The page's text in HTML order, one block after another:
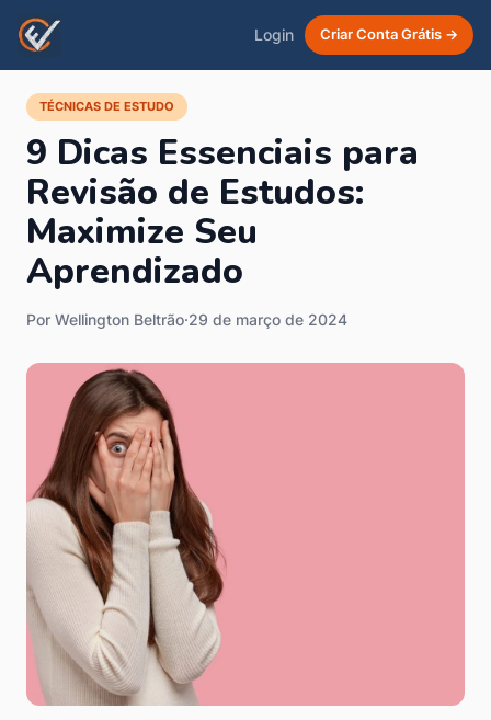
Login Criar Conta Grátis →
TÉCNICAS DE ESTUDO
9 Dicas Essenciais para
Revisão de Estudos:
Maximize Seu
Aprendizado
Por Wellington Beltrão·29 de março de 2024